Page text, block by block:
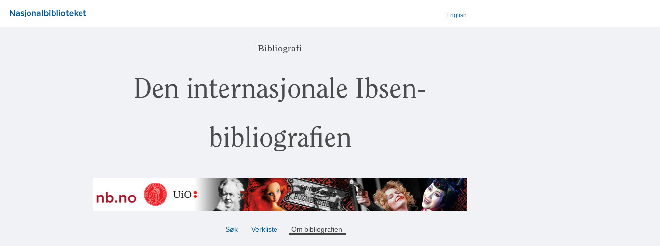
English
Bibliografi
Den internasjonale Ibsen-
bibliografien
Søk Verkliste Om bibliografien